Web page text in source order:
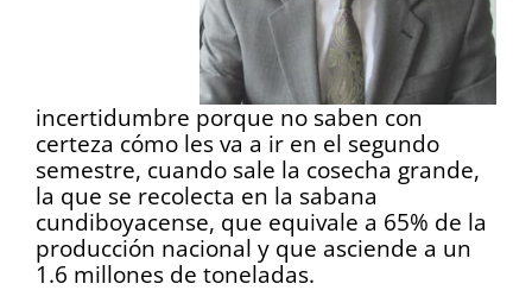
incertidumbre porque no saben con
certeza cómo les va a ir en el segundo
semestre, cuando sale la cosecha grande,
la que se recolecta en la sabana
cundiboyacense, que equivale a 65% de la
producción nacional y que asciende a un
1.6 millones de toneladas.